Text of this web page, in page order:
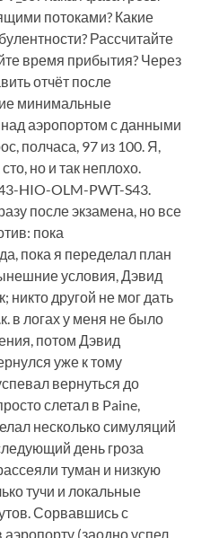
потоками? Какие
Рассчитайте
время прибытия? Через
отчёт после
минимальные
аэропортом с данными
полчаса, 97 из 100. Я,
но и так неплохо.
HIO-OLM-PWT-S43.
после экзамена, но все
пока
пока я переделал план
условия, Дэвид
никто другой не мог дать
в логах у меня не было
потом Дэвид
уже к тому
вернуться до
слетал в Paine,
несколько симуляций
день гроза
туман и низкую
тучи и локальные
Сорвавшись с
(заодно успел